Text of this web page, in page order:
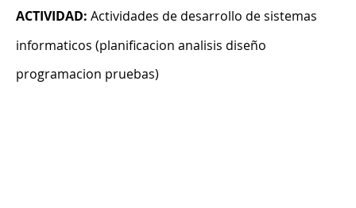
ACTIVIDAD: Actividades de desarrollo de sistemas
informaticos (planificacion analisis diseño
programacion pruebas)